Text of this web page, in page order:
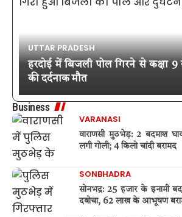
UTTAR PRADESH
हरदोई में बिजली पोल गिरने से कक्षा 9
की दर्दनाक मौत
Business
VARANASI
वाराणसी मुठभेड़: 2 बदमाश
लगी गोली; 4 किलो चांदी बरामद
SONBHADRA
सोनभद्र: 25 हजार के इनामी
दबोचा, 62 लाख के आभूषण